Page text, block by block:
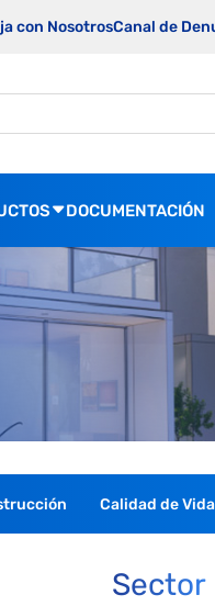
con NosotrosCanal de
DOCUMENTACIÓN
Calidad de Vida
Sector